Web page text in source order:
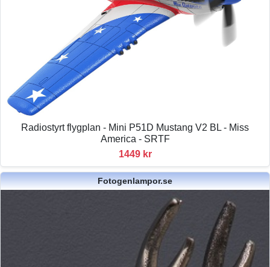
Radiostyrt flygplan - Mini P51D Mustang V2 BL - Miss
America - SRTF
1449 kr
Fotogenlampor.se